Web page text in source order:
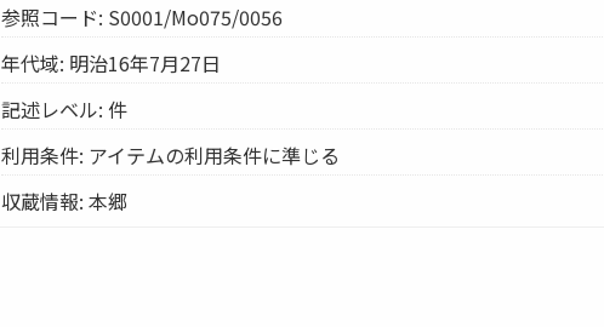
参照コード: S0001/Mo075/0056
年代域: 明治16年7月27日
記述レベル: 件
利用条件: アイテムの利用条件に準じる
収蔵情報: 本郷